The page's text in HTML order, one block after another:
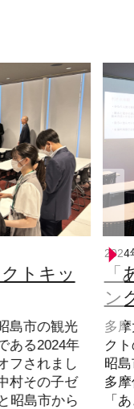
トキッ
島市の観光
ある2024年
フされまし
村その子ゼ
昭島市から
2024
ン
多
ク
昭
多
「